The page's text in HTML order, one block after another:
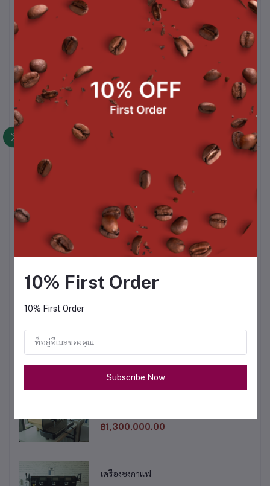
เครื่องชงกาแฟ
฿1,200,000.00
เครื่องชงกาแฟ
สินค้าขายดี
เครื่องชงกาแฟ
฿1,000,000.00
฿1,100,000.00
฿1,300,000.00
เครื่องชงกาแฟ
10% First Order
10% First Order
Subscribe Now